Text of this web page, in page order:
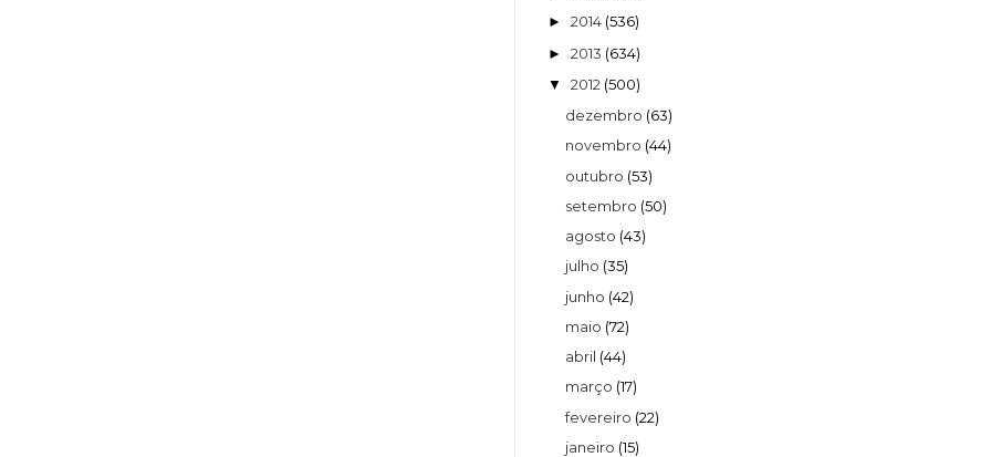
► 2014 (536)
► 2013 (634)
▼ 2012 (500)
dezembro (63)
novembro (44)
outubro (53)
setembro (50)
agosto (43)
julho (35)
junho (42)
maio (72)
abril (44)
março (17)
fevereiro (22)
janeiro (15)